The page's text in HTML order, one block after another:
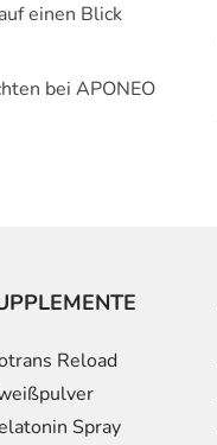
einen Blick
bei APONEO
Reload
Spray